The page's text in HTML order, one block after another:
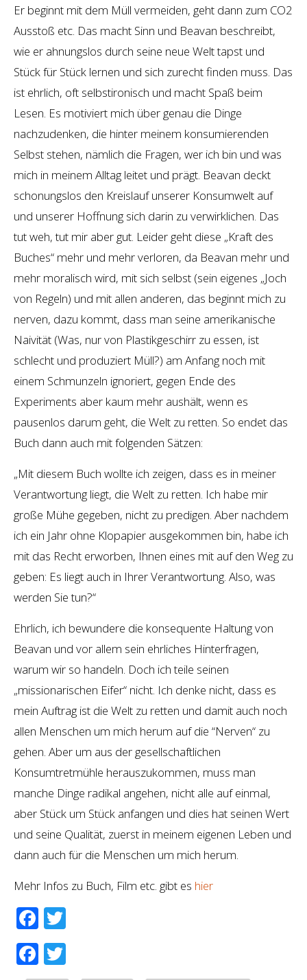
Er beginnt mit dem Müll vermeiden, geht dann zum CO2
Ausstoß etc. Das macht Sinn und Beavan beschreibt,
wie er ahnungslos durch seine neue Welt tapst und
Stück für Stück lernen und sich zurecht finden muss. Das
ist ehrlich, oft selbstironisch und macht Spaß beim
Lesen. Es motiviert mich über genau die Dinge
nachzudenken, die hinter meinem konsumierenden
Selbst stehen, nämlich die Fragen, wer ich bin und was
mich in meinem Alltag leitet und prägt. Beavan deckt
schonungslos den Kreislauf unserer Konsumwelt auf
und unserer Hoffnung sich darin zu verwirklichen. Das
tut weh, tut mir aber gut. Leider geht diese „Kraft des
Buches“ mehr und mehr verloren, da Beavan mehr und
mehr moralisch wird, mit sich selbst (sein eigenes „Joch
von Regeln) und mit allen anderen, das beginnt mich zu
nerven, dazu kommt, dass man seine amerikanische
Naivität (Was, nur von Plastikgeschirr zu essen, ist
schlecht und produziert Müll?) am Anfang noch mit
einem Schmunzeln ignoriert, gegen Ende des
Experiments aber kaum mehr aushält, wenn es
pausenlos darum geht, die Welt zu retten. So endet das
Buch dann auch mit folgenden Sätzen:
„Mit diesem Buch wollte ich zeigen, dass es in meiner
Verantwortung liegt, die Welt zu retten. Ich habe mir
große Mühe gegeben, nicht zu predigen. Aber nachdem
ich ein Jahr ohne Klopapier ausgekommen bin, habe ich
mit das Recht erworben, Ihnen eines mit auf den Weg zu
geben: Es liegt auch in Ihrer Verantwortung. Also, was
werden Sie tun?“
Ehrlich, ich bewundere die konsequente Haltung von
Beavan und vor allem sein ehrliches Hinterfragen,
warum wir so handeln. Doch ich teile seinen
„missionarischen Eifer“ nicht. Ich denke nicht, dass es
mein Auftrag ist die Welt zu retten und damit auch noch
allen Menschen um mich herum auf die “Nerven“ zu
gehen. Aber um aus der gesellschaftlichen
Konsumtretmühle herauszukommen, muss man
manche Dinge radikal angehen, nicht alle auf einmal,
aber Stück um Stück anfangen und dies hat seinen Wert
und seine Qualität, zuerst in meinem eigenen Leben und
dann auch für die Menschen um mich herum.
Mehr Infos zu Buch, Film etc. gibt es hier
Facebook
Facebook